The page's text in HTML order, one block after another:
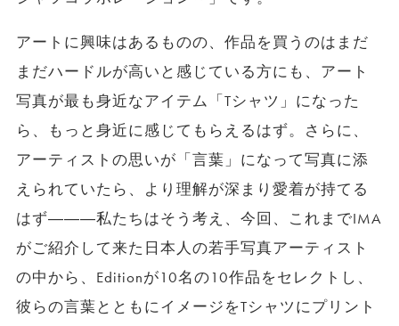
アートに興味はあるものの、作品を買うのはまだ
まだハードルが高いと感じている方にも、アート
写真が最も身近なアイテム「Tシャツ」になった
ら、もっと身近に感じてもらえるはず。さらに、
アーティストの思いが「言葉」になって写真に添
えられていたら、より理解が深まり愛着が持てる
はず―――私たちはそう考え、今回、これまでIMA
がご紹介して来た日本人の若手写真アーティスト
の中から、Editionが10名の10作品をセレクトし、
彼らの言葉とともにイメージをTシャツにプリント